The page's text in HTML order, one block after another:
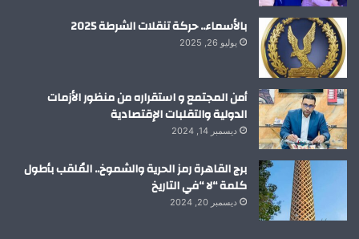
بالأسماء.. حركة تنقلات الشرطة 2025
يوليو 26, 2025
أمن المجتمع و استقراره من منظور الأزمات
الدولية والتقلبات الإقتصادية
ديسمبر 14, 2024
برج القاهرة رمز الحرية والشموخ.. المُلقب بأطول
كلمة “لا “في التاريخ
ديسمبر 20, 2024